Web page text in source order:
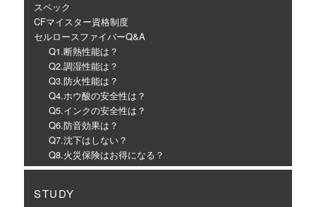
スペック
CFマイスター資格制度
セルロースファイバーQ&A
Q1.断熱性能は？
Q2.調湿性能は？
Q3.防火性能は？
Q4.ホウ酸の安全性は？
Q5.インクの安全性は？
Q6.防音効果は？
Q7.沈下はしない？
Q8.火災保険はお得になる？
STUDY